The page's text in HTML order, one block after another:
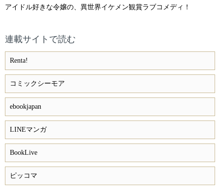
アイドル好きな令嬢の、異世界イケメン観賞ラブコメディ！
連載サイトで読む
Renta!
コミックシーモア
ebookjapan
LINEマンガ
BookLive
ピッコマ